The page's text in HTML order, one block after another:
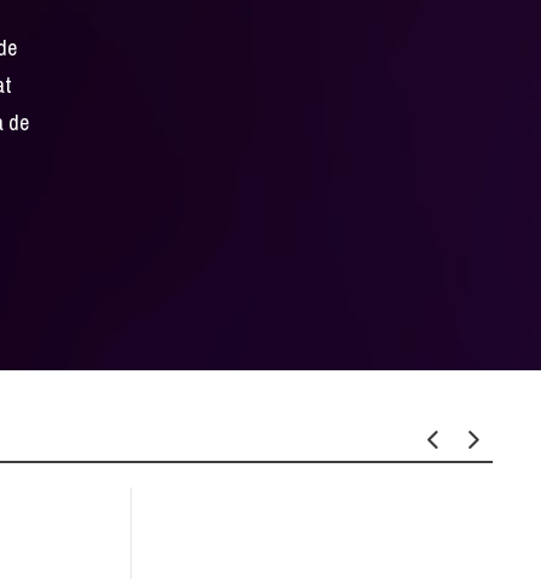
de